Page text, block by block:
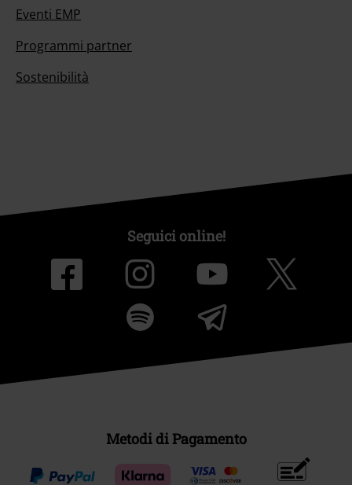
Eventi EMP
Programmi partner
Sostenibilità
Seguici online!
Metodi di Pagamento